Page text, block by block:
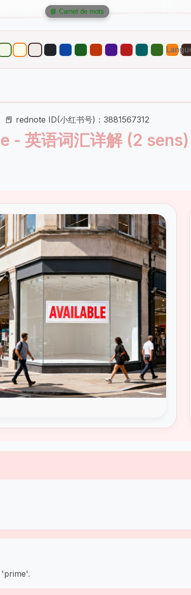
📕 rednote ID(小红书号)：3881567312
- 英语词汇详解 (2 sens)
📘 Carnet de mots